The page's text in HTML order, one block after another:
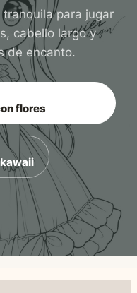
para jugar
cabello largo y
de encanto.
flores